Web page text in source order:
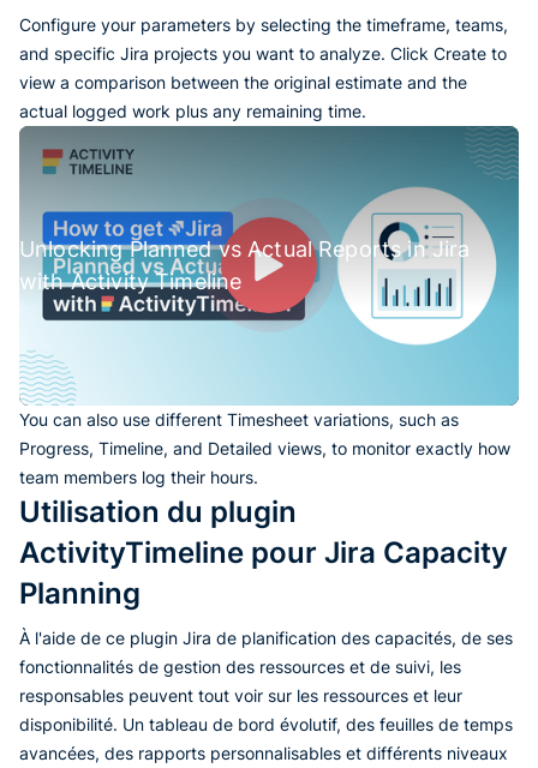
Configure your parameters by selecting the timeframe, teams,
and specific Jira projects you want to analyze. Click Create to
view a comparison between the original estimate and the
actual logged work plus any remaining time.
Unlocking Planned vs Actual Reports in Jira
with Activity Timeline
You can also use different Timesheet variations, such as
Progress, Timeline, and Detailed views, to monitor exactly how
team members log their hours.
Utilisation du plugin
ActivityTimeline pour Jira Capacity
Planning
À l'aide de ce plugin Jira de planification des capacités, de ses
fonctionnalités de gestion des ressources et de suivi, les
responsables peuvent tout voir sur les ressources et leur
disponibilité. Un tableau de bord évolutif, des feuilles de temps
avancées, des rapports personnalisables et différents niveaux